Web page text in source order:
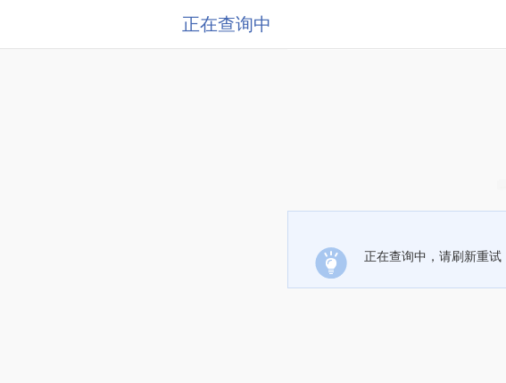
正在查询中
正在查询中，请刷新重试